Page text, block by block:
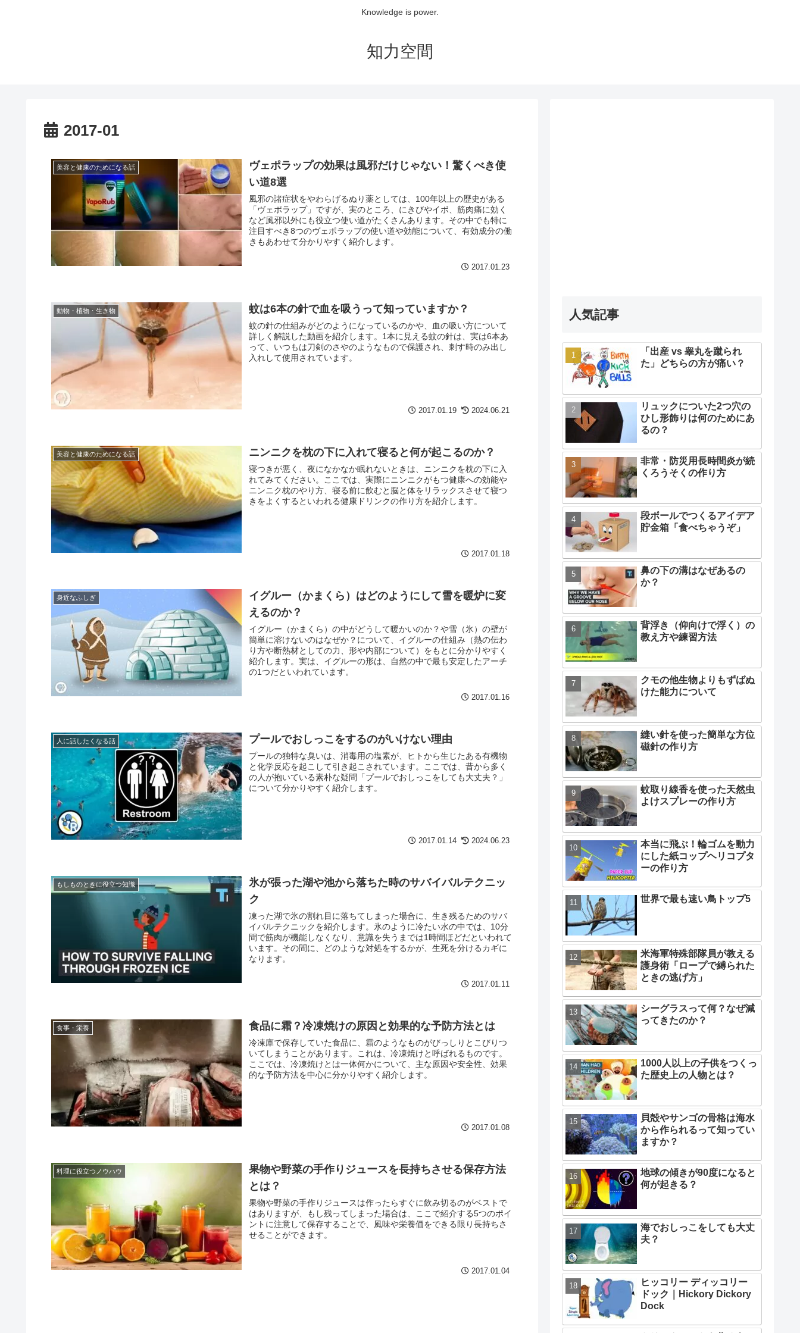
Knowledge is power.
知力空間
2017-01
美容と健康のためになる話
ヴェポラップの効果は風邪だけじゃない！驚くべき使
い道8選
風邪の諸症状をやわらげるぬり薬としては、100年以上の歴史がある
「ヴェポラップ」ですが、実のところ、にきびやイボ、筋肉痛に効く
など風邪以外にも役立つ使い道がたくさんあります。その中でも特に
注目すべき8つのヴェポラップの使い道や効能について、有効成分の働
きもあわせて分かりやすく紹介します。
2017.01.23
動物・植物・生き物 蚊は6本の針で血を吸うって知っていますか？
蚊の針の仕組みがどのようになっているのかや、血の吸い方について
詳しく解説した動画を紹介します。1本に見える蚊の針は、実は6本あ
って、いつもは刀剣のさやのようなもので保護され、刺す時のみ出し
入れして使用されています。
2017.01.19 2024.06.21
美容と健康のためになる話 ニンニクを枕の下に入れて寝ると何が起こるのか？
寝つきが悪く、夜になかなか眠れないときは、ニンニクを枕の下に入
れてみてください。ここでは、実際にニンニクがもつ健康への効能や
ニンニク枕のやり方、寝る前に飲むと脳と体をリラックスさせて寝つ
きをよくするといわれる健康ドリンクの作り方を紹介します。
2017.01.18
身近なふしぎ
イグルー（かまくら）はどのようにして雪を暖炉に変
えるのか？
イグルー（かまくら）の中がどうして暖かいのか？や雪（氷）の壁が
簡単に溶けないのはなぜか？について、イグルーの仕組み（熱の伝わ
り方や断熱材としての力、形や内部について）をもとに分かりやすく
紹介します。実は、イグルーの形は、自然の中で最も安定したアーチ
の1つだといわれています。
2017.01.16
人に話したくなる話 プールでおしっこをするのがいけない理由
プールの独特な臭いは、消毒用の塩素が、ヒトから生じたある有機物
と化学反応を起こして引き起こされています。ここでは、昔から多く
の人が抱いている素朴な疑問「プールでおしっこをしても大丈夫？」
について分かりやすく紹介します。
2017.01.14 2024.06.23
もしものときに役立つ知識
氷が張った湖や池から落ちた時のサバイバルテクニッ
ク
凍った湖で氷の割れ目に落ちてしまった場合に、生き残るためのサバ
イバルテクニックを紹介します。氷のように冷たい水の中では、10分
間で筋肉が機能しなくなり、意識を失うまでは1時間ほどだといわれて
います。その間に、どのような対処をするかが、生死を分けるカギに
なります。
2017.01.11
食事・栄養 食品に霜？冷凍焼けの原因と効果的な予防方法とは
冷凍庫で保存していた食品に、霜のようなものがびっしりとこびりつ
いてしまうことがあります。これは、冷凍焼けと呼ばれるものです。
ここでは、冷凍焼けとは一体何かについて、主な原因や安全性、効果
的な予防方法を中心に分かりやすく紹介します。
2017.01.08
料理に役立つノウハウ
果物や野菜の手作りジュースを長持ちさせる保存方法
とは？
果物や野菜の手作りジュースは作ったらすぐに飲み切るのがベストで
はありますが、もし残ってしまった場合は、ここで紹介する5つのポイ
ントに注意して保存することで、風味や栄養価をできる限り長持ちさ
せることができます。
2017.01.04
人気記事
「出産 vs 睾丸を蹴られ
た」どちらの方が痛い？
リュックについた2つ穴の
ひし形飾りは何のためにあ
るの？
非常・防災用長時間炎が続
くろうそくの作り方
段ボールでつくるアイデア
貯金箱「食べちゃうぞ」
鼻の下の溝はなぜあるの
か？
背浮き（仰向けで浮く）の
教え方や練習方法
クモの他生物よりもずばぬ
けた能力について
縫い針を使った簡単な方位
磁針の作り方
蚊取り線香を使った天然虫
よけスプレーの作り方
本当に飛ぶ！輪ゴムを動力
にした紙コップヘリコプタ
ーの作り方
世界で最も速い鳥トップ5
米海軍特殊部隊員が教える
護身術「ロープで縛られた
ときの逃げ方」
シーグラスって何？なぜ減
ってきたのか？
1000人以上の子供をつくっ
た歴史上の人物とは？
貝殻やサンゴの骨格は海水
から作られるって知ってい
ますか？
地球の傾きが90度になると
何が起きる？
海でおしっこをしても大丈
夫？
ヒッコリー ディッコリー
ドック｜Hickory Dickory
Dock